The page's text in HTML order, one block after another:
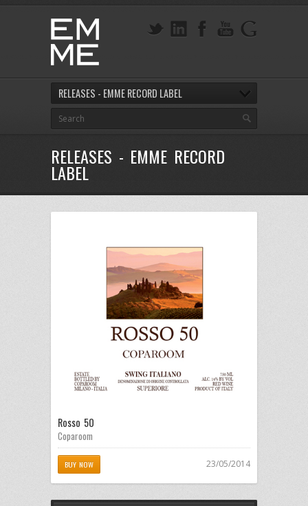
RELEASES - EMME RECORD LABEL
RELEASES - EMME RECORD
LABEL
Rosso 50
Coparoom
BUY NOW 23/05/2014